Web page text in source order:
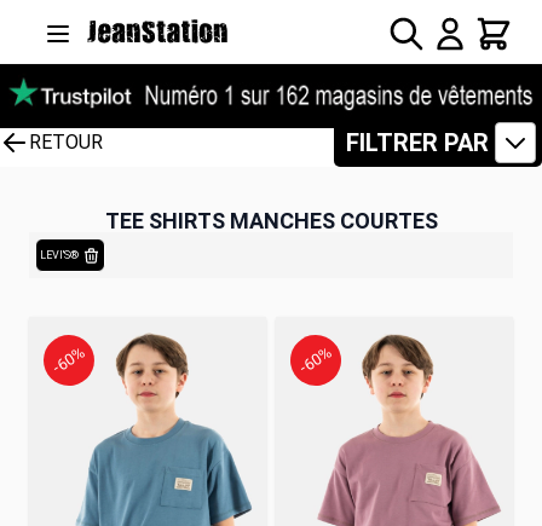
Rechercher
Panier
RETOUR
TEE SHIRTS MANCHES COURTES
LEVI'S®
FILTRER PAR
-60% -60%